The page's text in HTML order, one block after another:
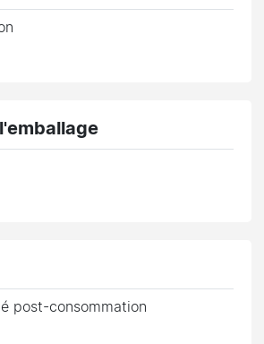
post-consommation